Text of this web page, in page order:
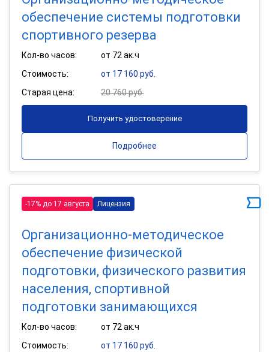
обеспечение системы подготовки
спортивного резерва
Кол-во часов:
от 72 ак.ч
Стоимость:
от 17 160 руб.
Старая цена:
20 760 руб.
Получить удостоверение
Подробнее
-17% до 17 августа Лицензия
Организационно-методическое
обеспечение физической
подготовки, физического развития
населения, спортивной
подготовки занимающихся
Кол-во часов:
от 72 ак.ч
Стоимость:
от 17 160 руб.